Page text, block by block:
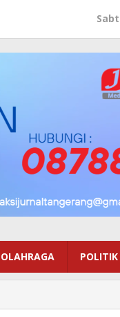
OLAHRAGA POLITIK